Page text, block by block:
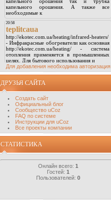
Для добавления необходима авторизация
ДРУЗЬЯ САЙТА
Создать сайт
Официальный блог
Сообщество uCoz
FAQ по системе
Инструкции для uCoz
Все проекты компании
СТАТИСТИКА
Онлайн всего: 1
Гостей: 1
Пользователей: 0